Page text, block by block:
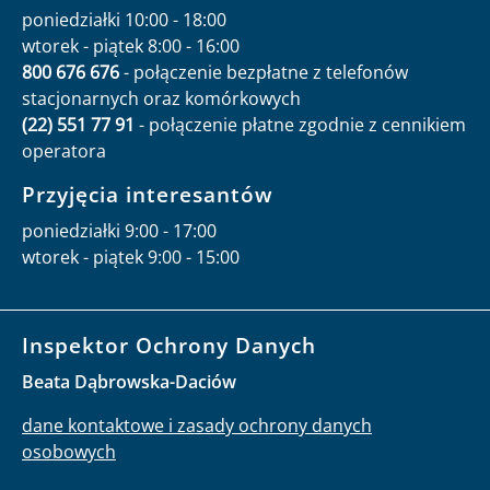
poniedziałki 10:00 - 18:00
wtorek - piątek 8:00 - 16:00
800 676 676- połączenie bezpłatne z telefonów
stacjonarnych oraz komórkowych
(22) 551 77 91 - połączenie płatne zgodnie z cennikiem
operatora
Przyjęcia interesantów
poniedziałki 9:00 - 17:00
wtorek - piątek 9:00 - 15:00
Inspektor Ochrony Danych
Beata Dąbrowska-Daciów
dane kontaktowe i zasady ochrony danych
osobowych